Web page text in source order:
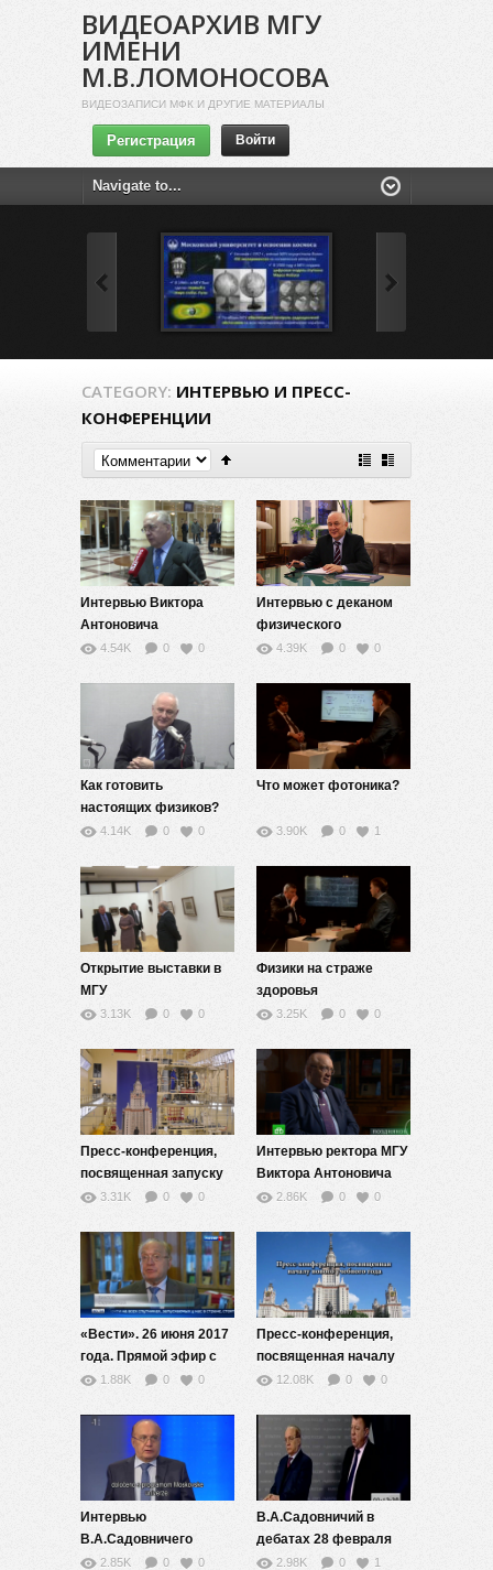
ВИДЕОАРХИВ МГУ
ИМЕНИ
М.В.ЛОМОНОСОВА
ВИДЕОЗАПИСИ МФК И ДРУГИЕ МАТЕРИАЛЫ
Регистрация Войти
CATEGORY: ИНТЕРВЬЮ И ПРЕСС-
КОНФЕРЕНЦИИ
Интервью Виктора
Антоновича
Садовничего
4.54K 0 0
Интервью с деканом
физического
факультета Сысоевым
4.39K 0 0
Как готовить
настоящих физиков?
4.14K 0 0
Что может фотоника?
3.90K 0 1
Открытие выставки в
МГУ
3.13K 0 0
Физики на страже
здоровья
3.25K 0 0
Пресс-конференция,
посвященная запуску
спутника «Ломоносов»
3.31K 0 0
Интервью ректора МГУ
Виктора Антоновича
Садовничего
2.86K 0 0
«Вести». 26 июня 2017
года. Прямой эфир с
В.А.Садовничим
1.88K 0 0
Пресс-конференция,
посвященная началу
нового учебного года.
12.08K 0 0
Интервью
В.А.Садовничего
телерадиокомпании
2.85K 0 0
В.А.Садовничий в
дебатах 28 февраля
2018 г.
2.98K 0 1